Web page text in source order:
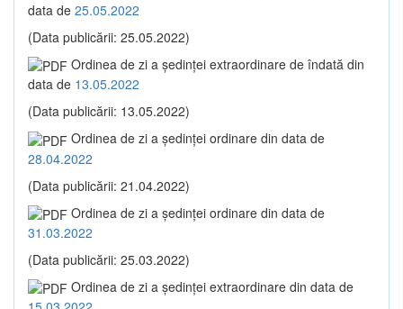
data de 25.05.2022
(Data publicării: 25.05.2022)
Ordinea de zi a şedinţei extraordinare de îndată din
data de 13.05.2022
(Data publicării: 13.05.2022)
Ordinea de zi a şedinţei ordinare din data de
28.04.2022
(Data publicării: 21.04.2022)
Ordinea de zi a şedinţei ordinare din data de
31.03.2022
(Data publicării: 25.03.2022)
Ordinea de zi a şedinţei extraordinare din data de